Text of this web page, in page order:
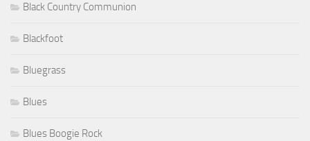
Black Country Communion
Blackfoot
Bluegrass
Blues
Blues Boogie Rock